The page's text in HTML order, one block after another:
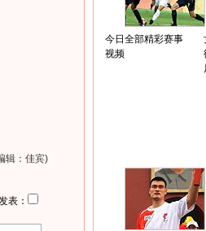
辑：佳宾)
表：
今日全部精彩赛事
视频